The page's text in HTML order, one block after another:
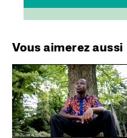
Vous aimerez aussi
Image